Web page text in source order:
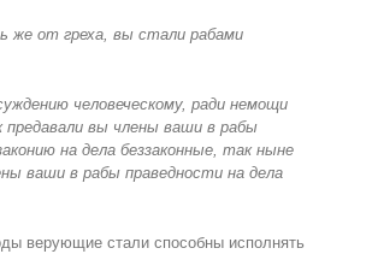
же от греха, вы стали рабами
человеческому, ради немощи
предавали вы члены ваши в рабы
на дела беззаконные, так ныне
ваши в рабы праведности на дела
верующие стали способны исполнять